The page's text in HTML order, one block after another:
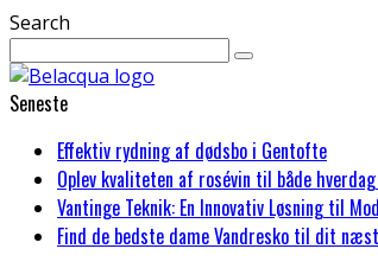
Search
Seneste
Effektiv rydning af dødsbo i Gentofte
Oplev kvaliteten af rosévin til både
Vantinge Teknik: En Innovativ Løsning til
Find de bedste dame Vandresko til dit